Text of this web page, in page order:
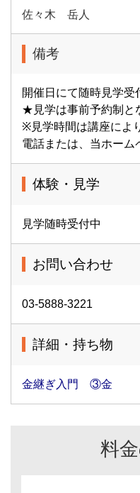
佐々木 岳人
備考
開催日にて随時見学受
★見学は事前予約制と
※見学時間は講座によ
電話または、当ホーム
体験・見学
見学随時受付中
お問い合わせ
03-5888-3221
詳細・持ち物
金継ぎ入門 ③金
料